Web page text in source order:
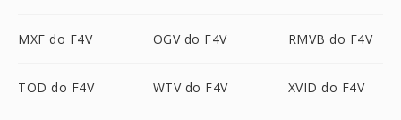
MXF do F4V OGV do F4V RMVB do F4V
TOD do F4V WTV do F4V XVID do F4V